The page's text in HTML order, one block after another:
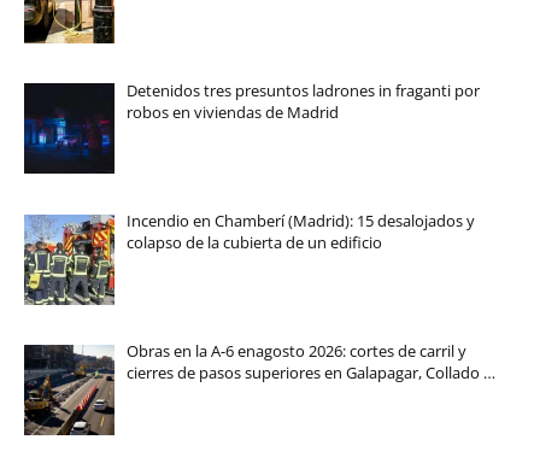
Detenidos tres presuntos ladrones in fraganti por
robos en viviendas de Madrid
Incendio en Chamberí (Madrid): 15 desalojados y
colapso de la cubierta de un edificio
Obras en la A-6 enagosto 2026: cortes de carril y
cierres de pasos superiores en Galapagar, Collado …